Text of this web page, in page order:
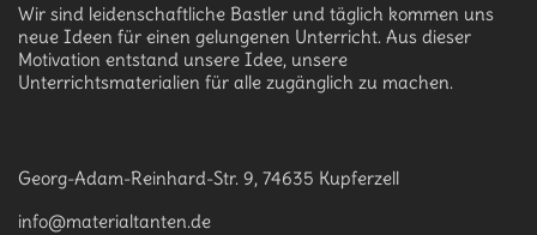
Wir sind leidenschaftliche Bastler und täglich kommen uns
neue Ideen für einen gelungenen Unterricht. Aus dieser
Motivation entstand unsere Idee, unsere
Unterrichtsmaterialien für alle zugänglich zu machen.
Georg-Adam-Reinhard-Str. 9, 74635 Kupferzell
info@materialtanten.de